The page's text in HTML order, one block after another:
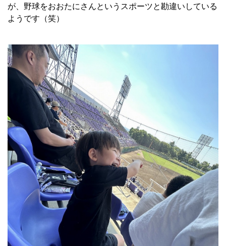
が、野球をおおたにさんというスポーツと勘違いしている
ようです（笑）